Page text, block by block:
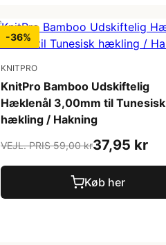
-36%
KNITPRO
KnitPro Bamboo Udskiftelig
Hæklenål 3,00mm til Tunesisk
hækling / Hakning
VEJL. PRIS 59,00 kr37,95 kr
Køb her